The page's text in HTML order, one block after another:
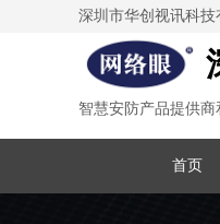
深圳市华创视讯科技
智慧安防产品提供
首页